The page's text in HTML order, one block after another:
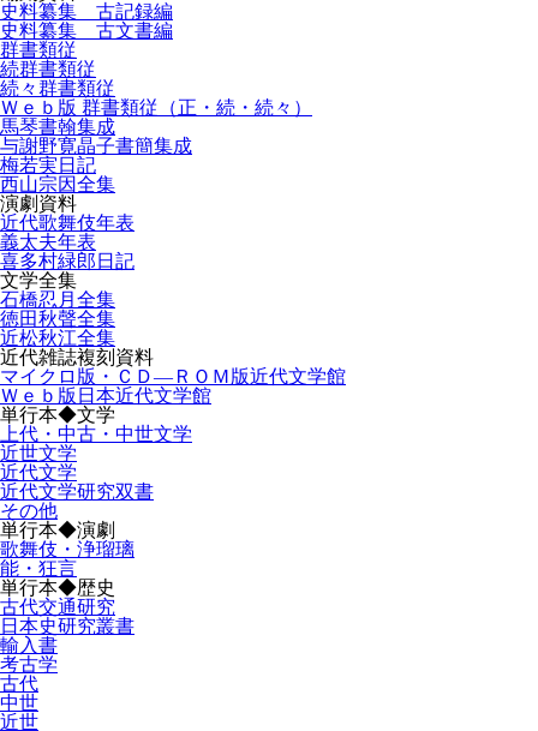
史料纂集 古記録編
史料纂集 古文書編
群書類従
続群書類従
続々群書類従
Ｗｅｂ版 群書類従（正・続・続々）
馬琴書翰集成
与謝野寛晶子書簡集成
梅若実日記
西山宗因全集
演劇資料
近代歌舞伎年表
義太夫年表
喜多村緑郎日記
文学全集
石橋忍月全集
徳田秋聲全集
近松秋江全集
近代雑誌複刻資料
マイクロ版・ＣＤ―ＲＯＭ版近代文学館
Ｗｅｂ版日本近代文学館
単行本◆文学
上代・中古・中世文学
近世文学
近代文学
近代文学研究双書
その他
単行本◆演劇
歌舞伎・浄瑠璃
能・狂言
単行本◆歴史
古代交通研究
日本史研究叢書
輸入書
考古学
古代
中世
近世